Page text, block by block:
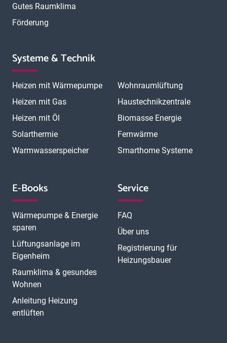
Gutes Raumklima
Förderung
Systeme & Technik
Heizen mit Wärmepumpe
Heizen mit Gas
Heizen mit Öl
Solarthermie
Warmwasserspeicher
Wohnraumlüftung
Haustechnikzentrale
Biomasse Energie
Fernwärme
Smarthome Systeme
E-Books
Wärmepumpe & Energie
sparen
Lüftungsanlage im
Eigenheim
Raumklima & gesundes
Wohnen
Anleitung Heizung
entlüften
Service
FAQ
Über uns
Registrierung für
Heizungsbauer